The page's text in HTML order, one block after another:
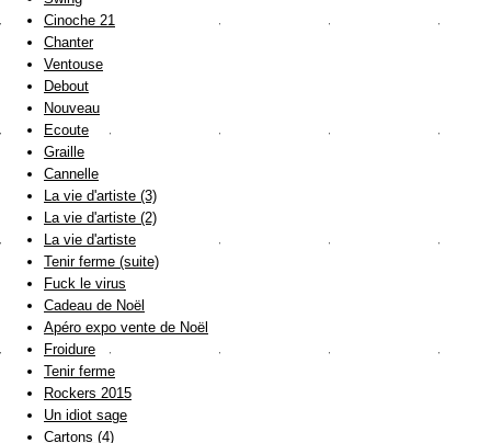
Cinoche 21
Chanter
Ventouse
Debout
Nouveau
Ecoute
Graille
Cannelle
La vie d'artiste (3)
La vie d'artiste (2)
La vie d'artiste
Tenir ferme (suite)
Fuck le virus
Cadeau de Noël
Apéro expo vente de Noël
Froidure
Tenir ferme
Rockers 2015
Un idiot sage
Cartons (4)